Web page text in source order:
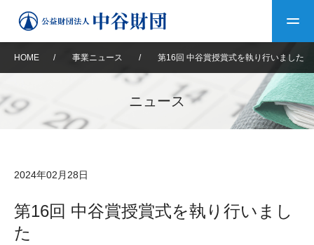
トップ
設立趣意書 財団概要
中谷財団事業紹介 中谷賞
中谷財団動画紹介
HOME / 事業ニュース / 第16回 中谷賞授賞式を執り行いました
ニュース
2024年02月28日
第16回 中谷賞授賞式を執り行いまし
た